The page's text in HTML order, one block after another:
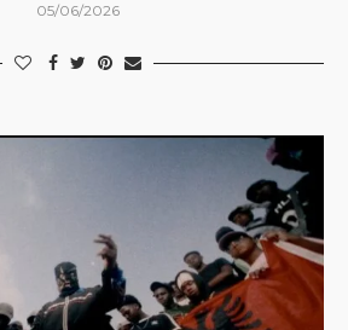
05/06/2026